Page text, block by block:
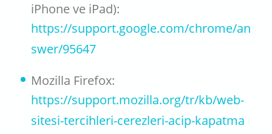
iPhone ve iPad):
https://support.google.com/chrome/an
swer/95647
Mozilla Firefox:
https://support.mozilla.org/tr/kb/web-
sitesi-tercihleri-cerezleri-acip-kapatma